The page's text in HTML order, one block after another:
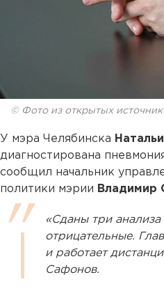
© Фото из открытых
У мэра Челябинска
диагностирована
сообщил начальник
политики мэрии Владимир
«Сданы три анализа
отрицательные.
и работает
Сафонов.